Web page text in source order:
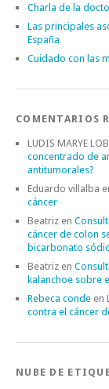
Charla de la
Las principales
España
Cuidado con las
COMENTARIOS
LUDIS MARYE
concentrado de
antitumorales?
Eduardo villalba
cáncer
Beatriz en
cáncer de colon
bicarbonato
Beatriz en
kalanchoe sobre
Rebeca conde en
contra el cáncer
NUBE DE